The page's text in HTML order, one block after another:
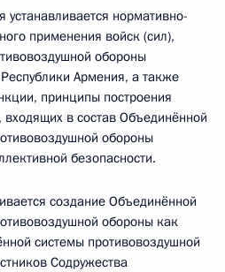
нормативно-
применения войск (сил),
обороны
Армения, а также
принципы построения
в состав Объединённой
обороны
безопасности.
создание Объединённой
обороны как
системы противовоздушной
Содружества